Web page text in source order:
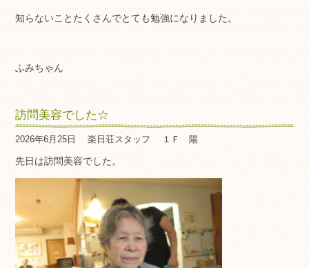
知らないことたくさんでとても勉強になりました。
ふみちゃん
訪問美容でした☆
2026年6月25日 楽日荘スタッフ １Ｆ 陽
先日は訪問美容でした。